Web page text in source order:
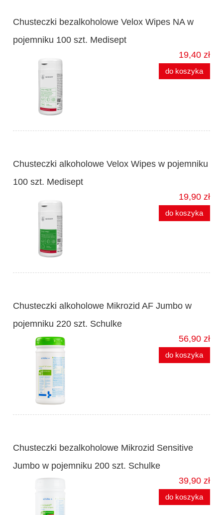
Chusteczki bezalkoholowe Velox Wipes NA w
pojemniku 100 szt. Medisept
19,40 zł
do koszyka
Chusteczki alkoholowe Velox Wipes w pojemniku
100 szt. Medisept
19,90 zł
do koszyka
Chusteczki alkoholowe Mikrozid AF Jumbo w
pojemniku 220 szt. Schulke
56,90 zł
do koszyka
Chusteczki bezalkoholowe Mikrozid Sensitive
Jumbo w pojemniku 200 szt. Schulke
39,90 zł
do koszyka